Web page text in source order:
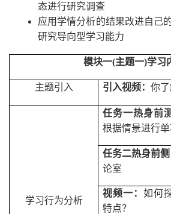
态进行研究调查
应用学情分析的结果改进自己
研究导向型学习能力
模块一(主题一)学习
主题引入 引入视频： 你
学习行为分析
任务一热身前
根据情景进行
任务二热身前侧
论室
视频一： 如何
特点？